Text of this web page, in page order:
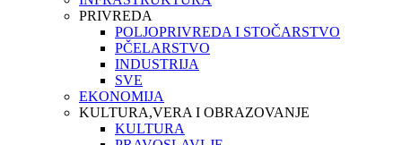
PRIVREDA
POLJOPRIVREDA I STOČARSTVO
PČELARSTVO
INDUSTRIJA
SVE
EKONOMIJA
KULTURA,VERA I OBRAZOVANJE
KULTURA